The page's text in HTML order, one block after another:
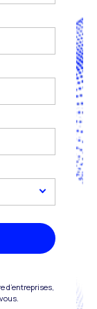
d’entreprises,